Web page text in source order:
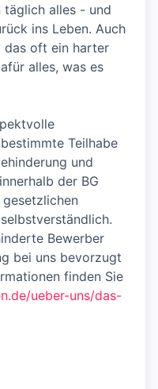
täglich alles - und
ins Leben. Auch
das oft ein harter
alles, was es
Teilhabe
und
der BG
Bewerber
bei uns bevorzugt
finden Sie
ueber-uns/das-